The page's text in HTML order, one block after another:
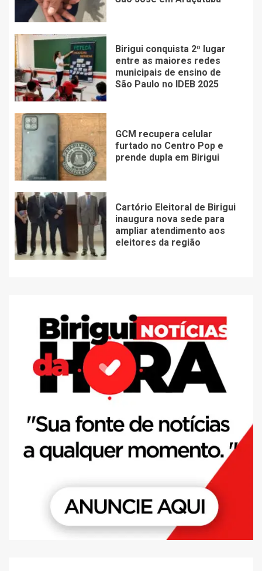
Birigui conquista 2º lugar
entre as maiores redes
municipais de ensino de
São Paulo no IDEB 2025
GCM recupera celular
furtado no Centro Pop e
prende dupla em Birigui
Cartório Eleitoral de Birigui
inaugura nova sede para
ampliar atendimento aos
eleitores da região